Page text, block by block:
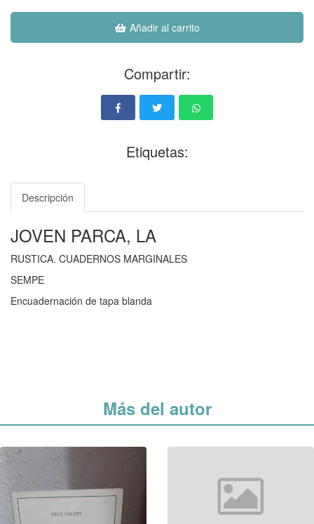
Añadir al carrito
Compartir:
Etiquetas:
Descripción
JOVEN PARCA, LA
RUSTICA. CUADERNOS MARGINALES
SEMPE
Encuadernación de tapa blanda
Más del autor